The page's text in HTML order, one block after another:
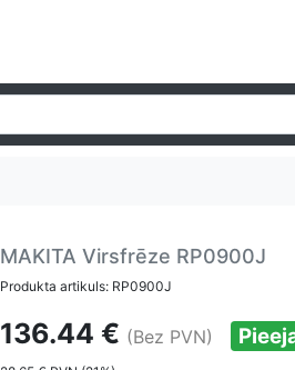
MAKITA Virsfrēze RP0900J
Produkta artikuls: RP0900J
136.44 € (Bez PVN)